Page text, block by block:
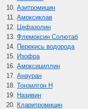
Азитромицин
Амоксиклав
Цефазолин
Флемоксин Солютаб
Перекись водорода
Изофра
Амоксициллин
Анауран
Тонзилгон Н
Називин
Кларитромицин